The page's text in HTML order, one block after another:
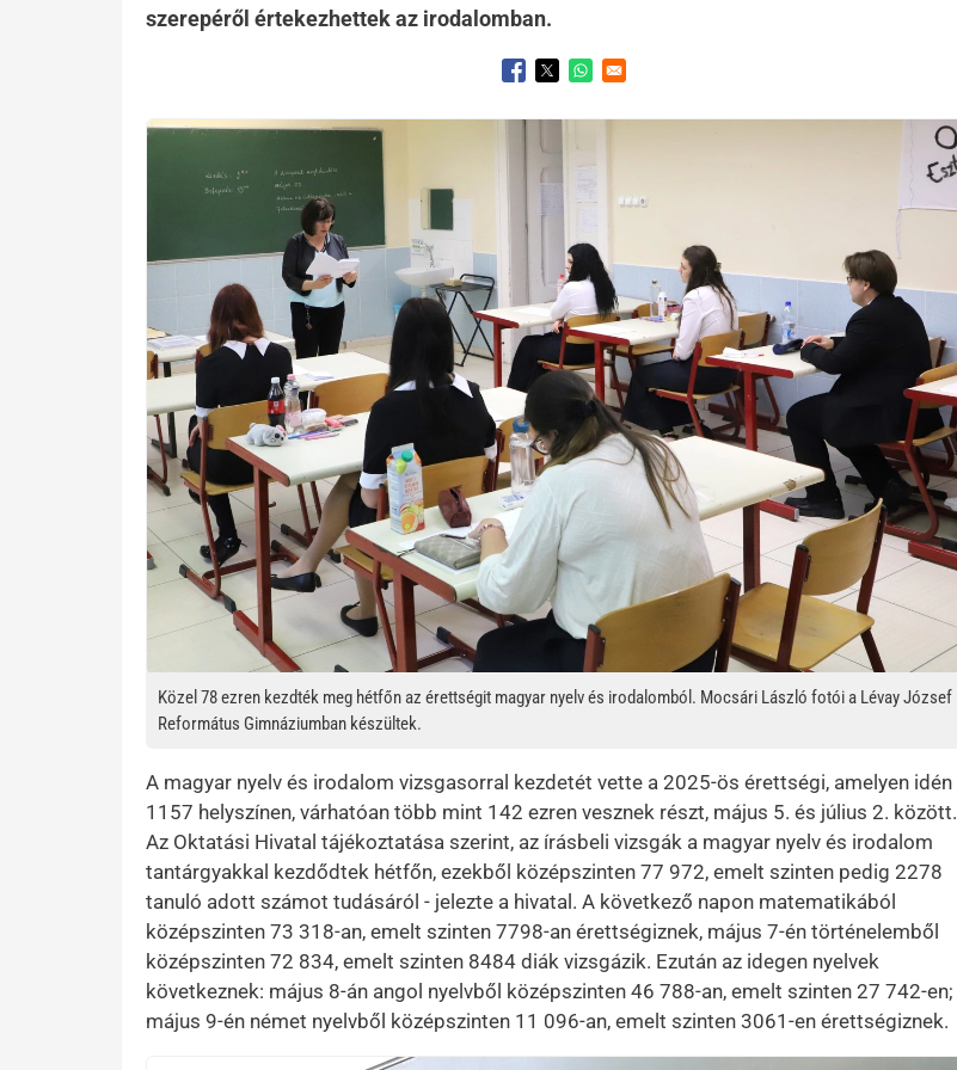
szerepéről értekezhettek az irodalomban.
Opens in a new window
Opens in a new window
Opens in a new window
Kép
Közel 78 ezren kezdték meg hétfőn az érettségit magyar nyelv és irodalomból. Mocsári László fotói a Lévay József
Református Gimnáziumban készültek.
A magyar nyelv és irodalom vizsgasorral kezdetét vette a 2025-ös érettségi, amelyen idén
1157 helyszínen, várhatóan több mint 142 ezren vesznek részt, május 5. és július 2. között.
Az Oktatási Hivatal tájékoztatása szerint, az írásbeli vizsgák a magyar nyelv és irodalom
tantárgyakkal kezdődtek hétfőn, ezekből középszinten 77 972, emelt szinten pedig 2278
tanuló adott számot tudásáról - jelezte a hivatal. A következő napon matematikából
középszinten 73 318-an, emelt szinten 7798-an érettségiznek, május 7-én történelemből
középszinten 72 834, emelt szinten 8484 diák vizsgázik. Ezután az idegen nyelvek
következnek: május 8-án angol nyelvből középszinten 46 788-an, emelt szinten 27 742-en;
május 9-én német nyelvből középszinten 11 096-an, emelt szinten 3061-en érettségiznek.